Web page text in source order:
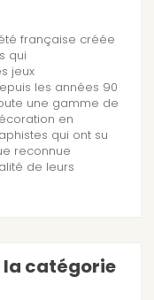
française créée
qui
jeux
les années 90
une gamme de
en
qui ont su
reconnue
de leurs
la catégorie